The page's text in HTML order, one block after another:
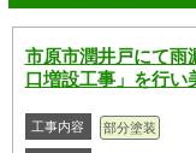
市原市潤井戸にて雨
口増設工事」を行い
工事内容 部分塗装